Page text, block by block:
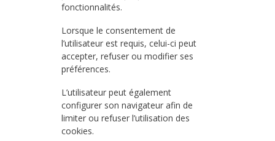
fonctionnalités.
Lorsque le consentement de
l’utilisateur est requis, celui-ci peut
accepter, refuser ou modifier ses
préférences.
L’utilisateur peut également
configurer son navigateur afin de
limiter ou refuser l’utilisation des
cookies.